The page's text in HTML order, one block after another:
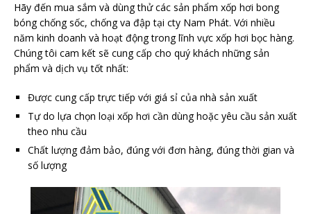
Hãy đến mua sắm và dùng thử các sản phẩm xốp hơi bong
bóng chống sốc, chống va đập tại cty Nam Phát. Với nhiều
năm kinh doanh và hoạt động trong lĩnh vực xốp hơi bọc hàng.
Chúng tôi cam kết sẽ cung cấp cho quý khách những sản
phẩm và dịch vụ tốt nhất:
Được cung cấp trực tiếp với giá sỉ của nhà sản xuất
Tự do lựa chọn loại xốp hơi cần dùng hoặc yêu cầu sản xuất
theo nhu cầu
Chất lượng đảm bảo, đúng với đơn hàng, đúng thời gian và
số lượng